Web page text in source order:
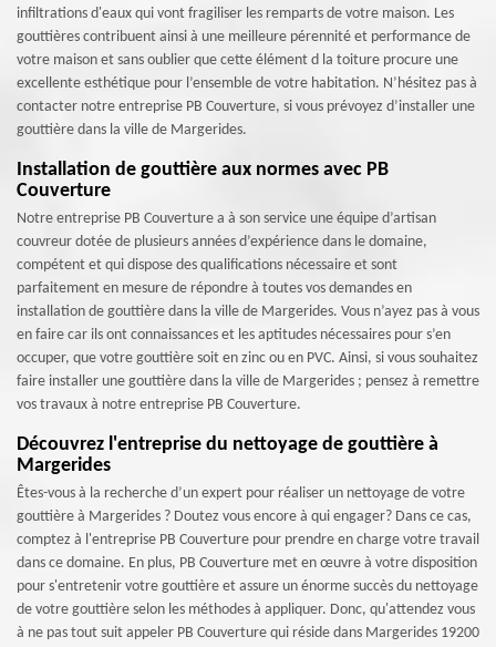
infiltrations d'eaux qui vont fragiliser les remparts de votre maison. Les
gouttières contribuent ainsi à une meilleure pérennité et performance de
votre maison et sans oublier que cette élément d la toiture procure une
excellente esthétique pour l’ensemble de votre habitation. N’hésitez pas à
contacter notre entreprise PB Couverture, si vous prévoyez d’installer une
gouttière dans la ville de Margerides.
Installation de gouttière aux normes avec PB
Couverture
Notre entreprise PB Couverture a à son service une équipe d’artisan
couvreur dotée de plusieurs années d’expérience dans le domaine,
compétent et qui dispose des qualifications nécessaire et sont
parfaitement en mesure de répondre à toutes vos demandes en
installation de gouttière dans la ville de Margerides. Vous n’ayez pas à vous
en faire car ils ont connaissances et les aptitudes nécessaires pour s’en
occuper, que votre gouttière soit en zinc ou en PVC. Ainsi, si vous souhaitez
faire installer une gouttière dans la ville de Margerides ; pensez à remettre
vos travaux à notre entreprise PB Couverture.
Découvrez l'entreprise du nettoyage de gouttière à
Margerides
Êtes-vous à la recherche d’un expert pour réaliser un nettoyage de votre
gouttière à Margerides ? Doutez vous encore à qui engager? Dans ce cas,
comptez à l'entreprise PB Couverture pour prendre en charge votre travail
dans ce domaine. En plus, PB Couverture met en œuvre à votre disposition
pour s'entretenir votre gouttière et assure un énorme succès du nettoyage
de votre gouttière selon les méthodes à appliquer. Donc, qu'attendez vous
à ne pas tout suit appeler PB Couverture qui réside dans Margerides 19200